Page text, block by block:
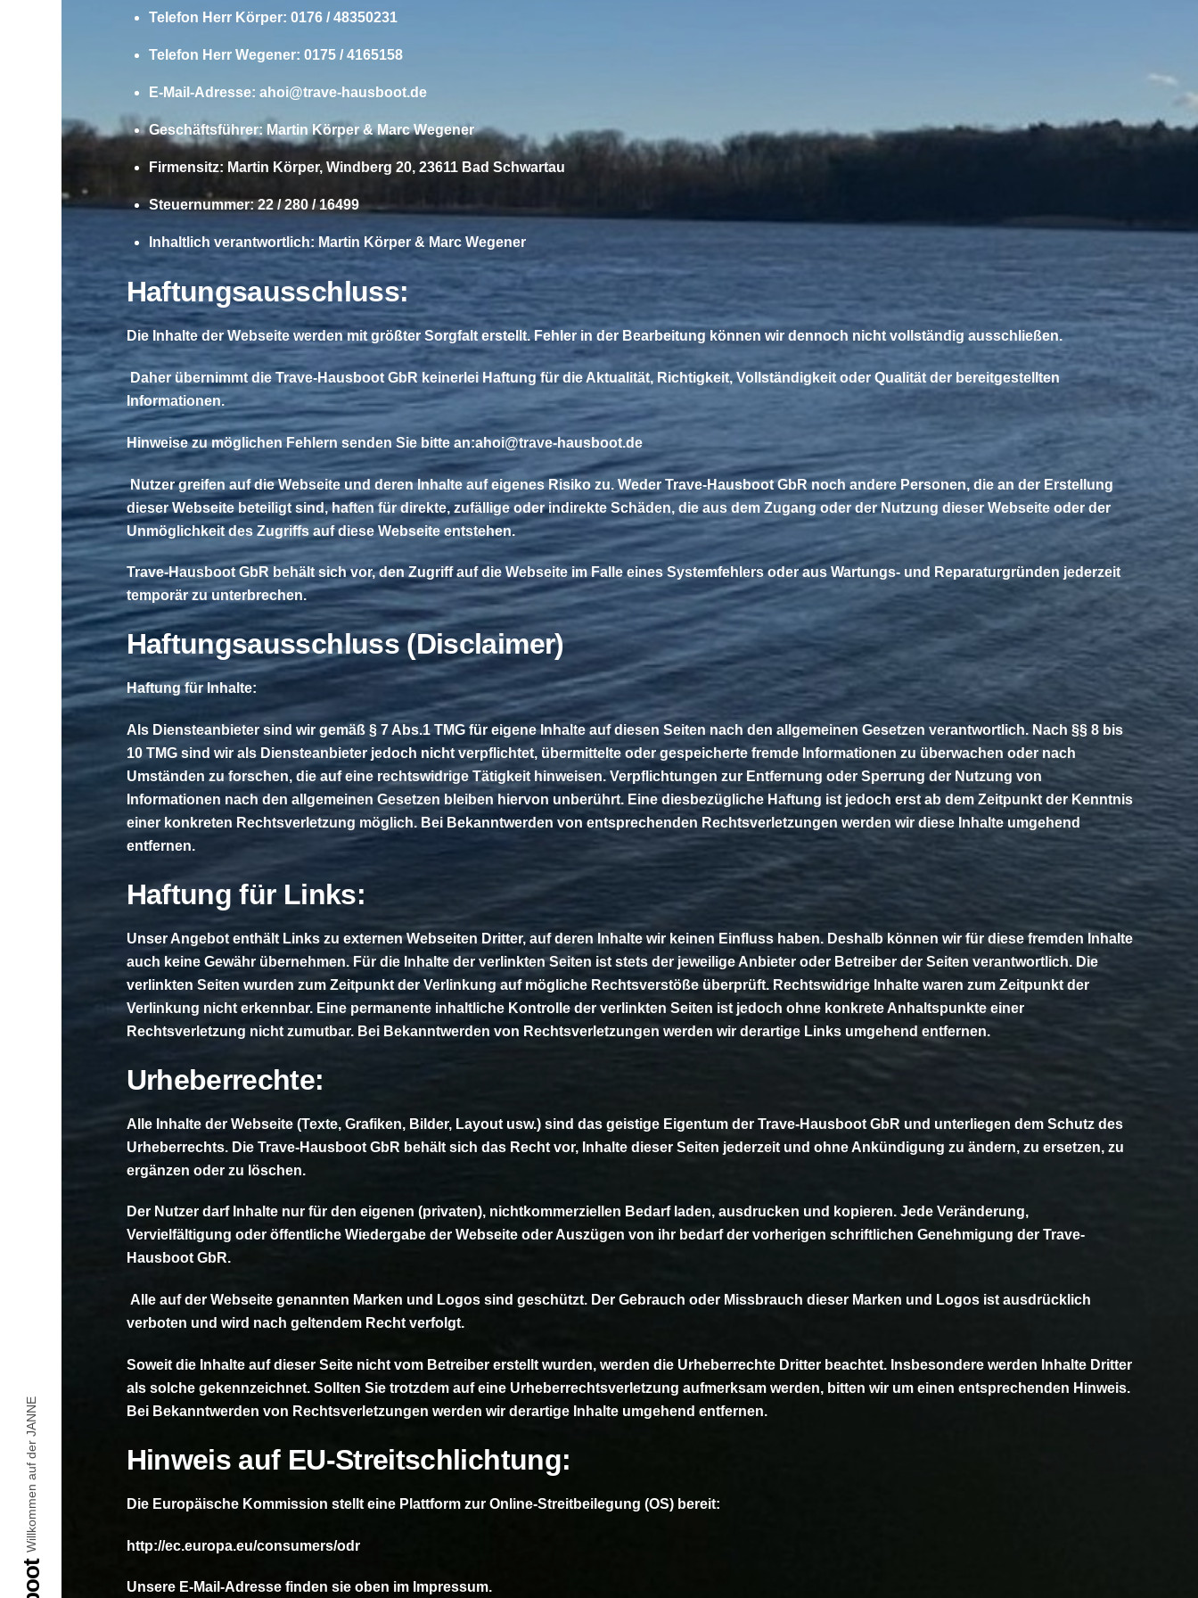
Willkommen auf der JANNE
Telefon Herr Körper: 0176 / 48350231
Telefon Herr Wegener: 0175 / 4165158
E-Mail-Adresse:ahoi@trave-hausboot.de
Geschäftsführer: Martin Körper & Marc Wegener
Firmensitz: Martin Körper, Windberg 20, 23611 Bad Schwartau
Steuernummer: 22 / 280 / 16499
Inhaltlich verantwortlich: Martin Körper & Marc Wegener
Haftungsausschluss:
Die Inhalte der Webseite werden mit größter Sorgfalt erstellt. Fehler in der Bearbeitung können wir dennoch nicht vollständig ausschließen.
Daher übernimmt die Trave-Hausboot GbR keinerlei Haftung für die Aktualität, Richtigkeit, Vollständigkeit oder Qualität der bereitgestellten
Informationen.
Hinweise zu möglichen Fehlern senden Sie bitte an:ahoi@trave-hausboot.de
Nutzer greifen auf die Webseite und deren Inhalte auf eigenes Risiko zu. Weder Trave-Hausboot GbR noch andere Personen, die an der Erstellung
dieser Webseite beteiligt sind, haften für direkte, zufällige oder indirekte Schäden, die aus dem Zugang oder der Nutzung dieser Webseite oder der
Unmöglichkeit des Zugriffs auf diese Webseite entstehen.
Trave-Hausboot GbR behält sich vor, den Zugriff auf die Webseite im Falle eines Systemfehlers oder aus Wartungs- und Reparaturgründen jederzeit
temporär zu unterbrechen.
Haftungsausschluss (Disclaimer)
Haftung für Inhalte:
Als Diensteanbieter sind wir gemäß § 7 Abs.1 TMG für eigene Inhalte auf diesen Seiten nach den allgemeinen Gesetzen verantwortlich. Nach §§ 8 bis
10 TMG sind wir als Diensteanbieter jedoch nicht verpflichtet, übermittelte oder gespeicherte fremde Informationen zu überwachen oder nach
Umständen zu forschen, die auf eine rechtswidrige Tätigkeit hinweisen. Verpflichtungen zur Entfernung oder Sperrung der Nutzung von
Informationen nach den allgemeinen Gesetzen bleiben hiervon unberührt. Eine diesbezügliche Haftung ist jedoch erst ab dem Zeitpunkt der Kenntnis
einer konkreten Rechtsverletzung möglich. Bei Bekanntwerden von entsprechenden Rechtsverletzungen werden wir diese Inhalte umgehend
entfernen.
Haftung für Links:
Unser Angebot enthält Links zu externen Webseiten Dritter, auf deren Inhalte wir keinen Einfluss haben. Deshalb können wir für diese fremden Inhalte
auch keine Gewähr übernehmen. Für die Inhalte der verlinkten Seiten ist stets der jeweilige Anbieter oder Betreiber der Seiten verantwortlich. Die
verlinkten Seiten wurden zum Zeitpunkt der Verlinkung auf mögliche Rechtsverstöße überprüft. Rechtswidrige Inhalte waren zum Zeitpunkt der
Verlinkung nicht erkennbar. Eine permanente inhaltliche Kontrolle der verlinkten Seiten ist jedoch ohne konkrete Anhaltspunkte einer
Rechtsverletzung nicht zumutbar. Bei Bekanntwerden von Rechtsverletzungen werden wir derartige Links umgehend entfernen.
Urheberrechte:
Alle Inhalte der Webseite (Texte, Grafiken, Bilder, Layout usw.) sind das geistige Eigentum der Trave-Hausboot GbR und unterliegen dem Schutz des
Urheberrechts. Die Trave-Hausboot GbR behält sich das Recht vor, Inhalte dieser Seiten jederzeit und ohne Ankündigung zu ändern, zu ersetzen, zu
ergänzen oder zu löschen.
Der Nutzer darf Inhalte nur für den eigenen (privaten), nichtkommerziellen Bedarf laden, ausdrucken und kopieren. Jede Veränderung,
Vervielfältigung oder öffentliche Wiedergabe der Webseite oder Auszügen von ihr bedarf der vorherigen schriftlichen Genehmigung der Trave-
Hausboot GbR.
Alle auf der Webseite genannten Marken und Logos sind geschützt. Der Gebrauch oder Missbrauch dieser Marken und Logos ist ausdrücklich
verboten und wird nach geltendem Recht verfolgt.
Soweit die Inhalte auf dieser Seite nicht vom Betreiber erstellt wurden, werden die Urheberrechte Dritter beachtet. Insbesondere werden Inhalte Dritter
als solche gekennzeichnet. Sollten Sie trotzdem auf eine Urheberrechtsverletzung aufmerksam werden, bitten wir um einen entsprechenden Hinweis.
Bei Bekanntwerden von Rechtsverletzungen werden wir derartige Inhalte umgehend entfernen.
Hinweis auf EU-Streitschlichtung:
Die Europäische Kommission stellt eine Plattform zur Online-Streitbeilegung (OS) bereit:
http://ec.europa.eu/consumers/odr
Unsere E-Mail-Adresse finden sie oben im Impressum.